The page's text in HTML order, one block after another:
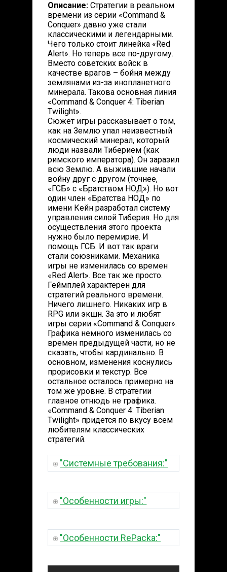
Описание: Стратегии в реальном
времени из серии «Command &
Conquer» давно уже стали
классическими и легендарными.
Чего только стоит линейка «Red
Alert». Но теперь все по-другому.
Вместо советских войск в
качестве врагов – бойня между
землянами из-за инопланетного
минерала. Такова основная линия
«Command & Conquer 4: Tiberian
Twilight».
Сюжет игры рассказывает о том,
как на Землю упал неизвестный
космический минерал, который
люди назвали Тиберием (как
римского императора). Он заразил
всю Землю. А выжившие начали
войну друг с другом (точнее,
«ГСБ» с «Братством НОД»). Но вот
один член «Братства НОД» по
имени Кейн разработал систему
управления силой Тиберия. Но для
осуществления этого проекта
нужно было перемирие. И
помощь ГСБ. И вот так враги
стали союзниками. Механика
игры не изменилась со времен
«Red Alert». Все так же просто.
Геймплей характерен для
стратегий реального времени.
Ничего лишнего. Никаких игр в
RPG или экшн. За это и любят
игры серии «Command & Conquer».
Графика немного изменилась со
времен предыдущей части, но не
сказать, чтобы кардинально. В
основном, изменения коснулись
прорисовки и текстур. Все
остальное осталось примерно на
том же уровне. В стратегии
главное отнюдь не графика.
«Command & Conquer 4: Tiberian
Twilight» придется по вкусу всем
любителям классических
стратегий.
"Системные требования:"
"Особенности игры:"
"Особенности RePacka:"